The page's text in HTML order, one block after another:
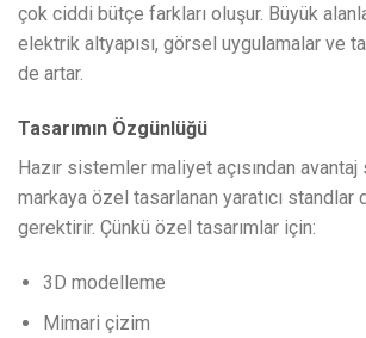
çok ciddi bütçe farkları oluşur. Büyük
elektrik altyapısı, görsel uygulamalar ve
de artar.
Tasarımın Özgünlüğü
Hazır sistemler maliyet açısından avantaj
markaya özel tasarlanan yaratıcı standlar
gerektirir. Çünkü özel tasarımlar için:
3D modelleme
Mimari çizim